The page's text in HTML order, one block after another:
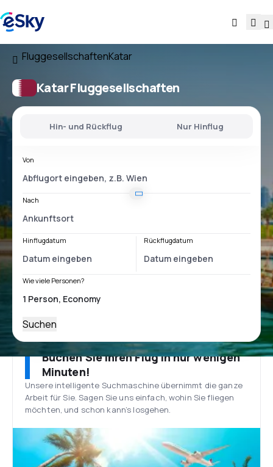
FluggesellschaftenKatar
Katar Fluggesellschaften
Hin- und Rückflug Nur Hinflug
Von
Nach
Hinflugdatum Rückflugdatum
Wie viele Personen?
Suchen
Buchen Sie Ihren Flug in nur wenigen
Minuten!
Unsere intelligente Suchmaschine übernimmt die ganze
Arbeit für Sie. Sagen Sie uns einfach, wohin Sie fliegen
möchten, und schon kann’s losgehen.